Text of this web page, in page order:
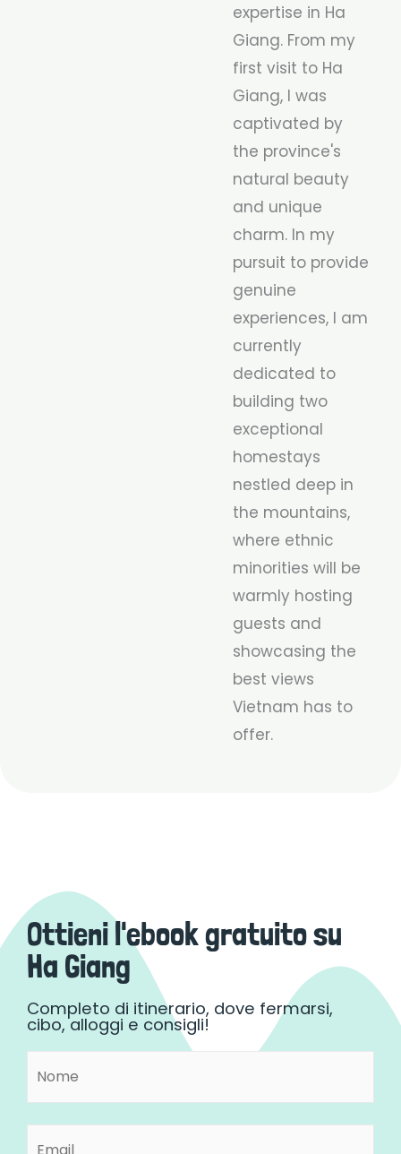
expertise in Ha
Giang. From my
first visit to Ha
Giang, I was
captivated by
the province's
natural beauty
and unique
charm. In my
pursuit to provide
genuine
experiences, I am
currently
dedicated to
building two
exceptional
homestays
nestled deep in
the mountains,
where ethnic
minorities will be
warmly hosting
guests and
showcasing the
best views
Vietnam has to
offer.
Ottieni l'ebook gratuito su
Ha Giang
Completo di itinerario, dove fermarsi,
cibo, alloggi e consigli!
Nome